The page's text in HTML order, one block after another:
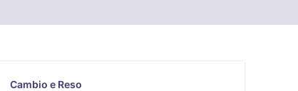
Cambio e Reso